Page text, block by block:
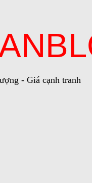
- Giá cạnh tranh